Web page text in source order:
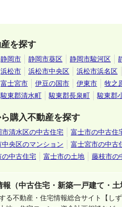
を探す
静岡市 静岡市葵区 静岡市駿河区
浜松市 浜松市中央区 浜松市浜名区
富士宮市 伊豆の国市 伊東市 牧之
駿東郡清水町
駿東郡長泉町 駿東郡
購入不動産を探す
市清水区の中古住宅 富士市の中古住
中央区のマンション 富士宮市の中古
の中古住宅 富士市の土地 藤枝市の
（中古住宅・新築一戸建て・
る不動産・住宅情報総合サイト【しず